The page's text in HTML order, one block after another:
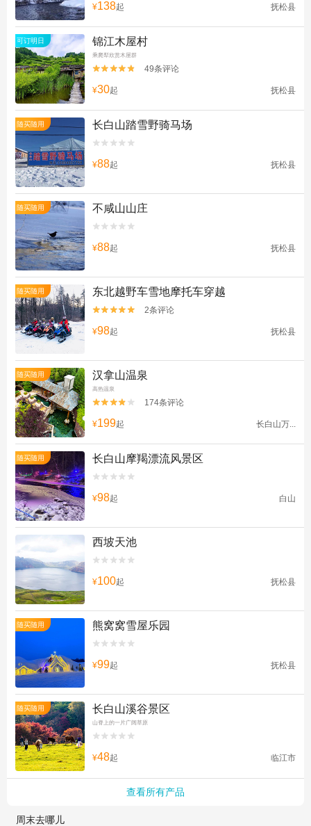
¥138起 抚松县
可订明日 锦江木屋村
乘爬犁欣赏木屋群

 49条评论
¥30起 抚松县
随买随用 长白山踏雪野骑马场


¥88起 抚松县
随买随用 不咸山山庄


¥88起 抚松县
随买随用 东北越野车雪地摩托车穿越

 2条评论
¥98起 抚松县
随买随用 汉拿山温泉
高热温泉

 174条评论
¥199起 长白山万...
随买随用 长白山摩羯漂流风景区


¥98起 白山
西坡天池


¥100起 抚松县
随买随用 熊窝窝雪屋乐园


¥99起 抚松县
随买随用 长白山溪谷景区
山脊上的一片广阔草原


¥48起 临江市
查看所有产品
周末去哪儿